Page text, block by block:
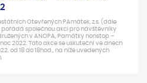
Otevřených PAmátek, z.s. (dále
pořádá společnou akci pro návštěvníky
v ANOPA, Památky nonstop –
2022. Tato akce se uskuteční ve dnech
od 18 do 18hod., na níže uvedených